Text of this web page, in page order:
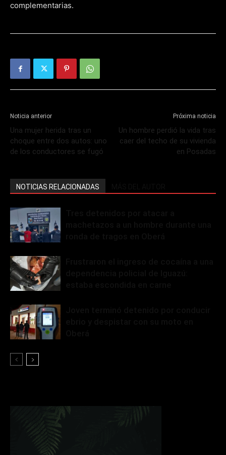
complementarias.
Noticia anterior
Una mujer herida tras un
choque entre dos autos: uno
de los conductores se fugó
Próxima noticia
Un hombre perdió la vida tras
caer del techo de su vivienda
en Posadas
NOTICIAS RELACIONADAS